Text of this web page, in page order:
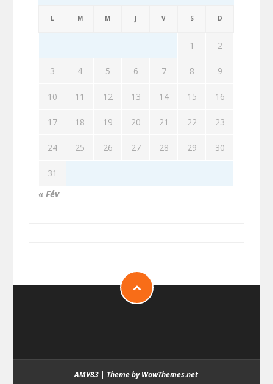
L M M J V S D
1 2
3 4 5 6 7 8 9
10 11 12 13 14 15 16
17 18 19 20 21 22 23
24 25 26 27 28 29 30
31
« Fév
AMV83 | Theme by WowThemes.net